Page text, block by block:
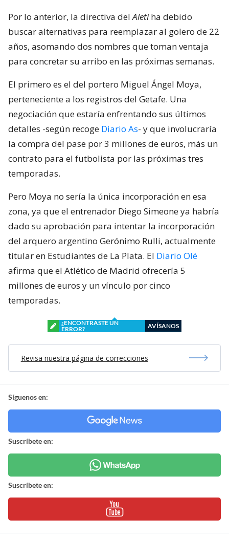
Por lo anterior, la directiva delAletiha debido
buscar alternativas para reemplazar al golero de 22
años, asomando dos nombres que toman ventaja
para concretar su arribo en las próximas semanas.
El primero es el del portero Miguel Ángel Moya,
perteneciente a los registros del Getafe. Una
negociación que estaría enfrentando sus últimos
detalles -según recoge Diario As- y que involucraría
la compra del pase por 3 millones de euros, más un
contrato para el futbolista por las próximas tres
temporadas.
Pero Moya no sería la única incorporación en esa
zona, ya que el entrenador Diego Simeone ya habría
dado su aprobación para intentar la incorporación
del arquero argentino Gerónimo Rulli, actualmente
titular en Estudiantes de La Plata. El Diario Olé
afirma que el Atlético de Madrid ofrecería 5
millones de euros y un vínculo por cinco
temporadas.
¿ENCONTRASTE UN
ERROR?
AVÍSANOS
Revisa nuestra página de correcciones
Síguenos en:
Suscríbete en:
Suscríbete en: